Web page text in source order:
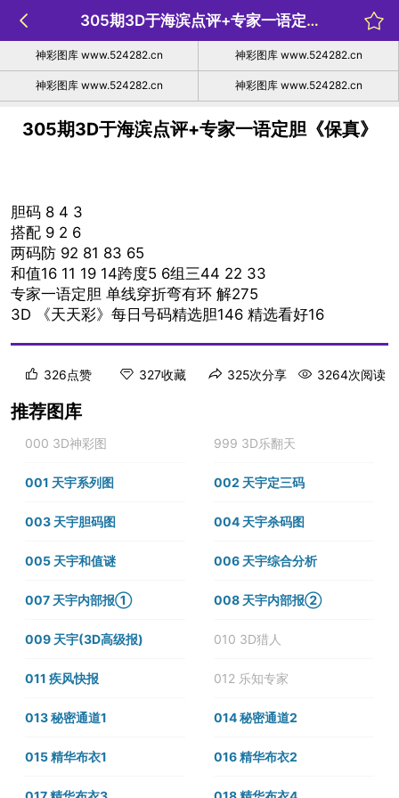
305期3D于海滨点评+专家一语定胆《保真》
神彩图库 www.524282.cn 神彩图库 www.524282.cn
神彩图库 www.524282.cn 神彩图库 www.524282.cn
305期3D于海滨点评+专家一语定胆《保真》
胆码 8 4 3
搭配 9 2 6
两码防 92 81 83 65
和值16 11 19 14跨度5 6组三44 22 33
专家一语定胆 单线穿折弯有环 解275
3D 《天天彩》每日号码精选胆146 精选看好16
326点赞 327收藏 325次分享 3264次阅读
推荐图库
000 3D神彩图 999 3D乐翻天
001 天宇系列图 002 天宇定三码
003 天宇胆码图 004 天宇杀码图
005 天宇和值谜 006 天宇综合分析
007 天宇内部报① 008 天宇内部报②
009 天宇(3D高级报) 010 3D猎人
011 疾风快报 012 乐知专家
013 秘密通道1 014 秘密通道2
015 精华布衣1 016 精华布衣2